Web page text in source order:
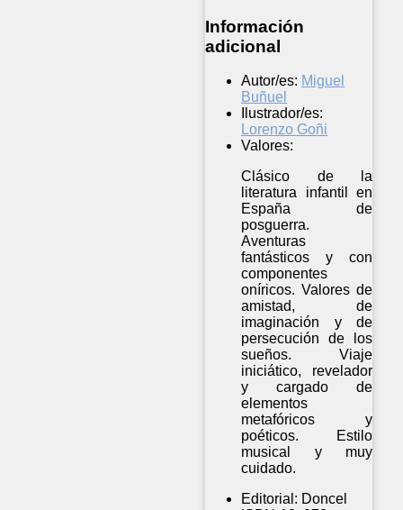
Información
adicional
Autor/es: Miguel
Buñuel
Ilustrador/es:
Lorenzo Goñi
Valores:
Clásico de la
literatura infantil en
España de
posguerra.
Aventuras
fantásticos y con
componentes
oníricos. Valores de
amistad, de
imaginación y de
persecución de los
sueños. Viaje
iniciático, revelador
y cargado de
elementos
metafóricos y
poéticos. Estilo
musical y muy
cuidado.
Editorial: Doncel